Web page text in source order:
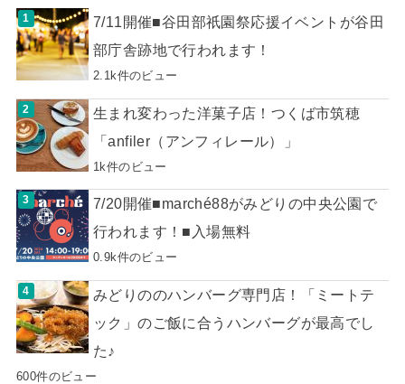
7/11開催■谷田部祇園祭応援イベントが谷田
部庁舎跡地で行われます！
2.1k件のビュー
生まれ変わった洋菓子店！つくば市筑穂
「anfiler（アンフィレール）」
1k件のビュー
7/20開催■marché88がみどりの中央公園で
行われます！■入場無料
0.9k件のビュー
みどりののハンバーグ専門店！「ミートテ
ック」のご飯に合うハンバーグが最高でし
た♪
600件のビュー